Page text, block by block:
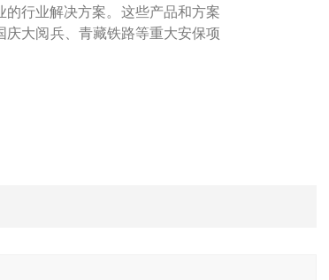
行业解决方案。这些产品和方案
大阅兵、青藏铁路等重大安保项